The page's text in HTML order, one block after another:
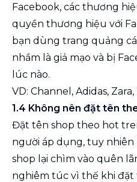
Facebook, các thương
quyền thương hiệu với
bạn dùng trang quảng
nhầm là giả mạo và bị
lúc nào.
VD: Channel, Adidas, Zara,
1.4 Không nên đặt tên
Đặt tên shop theo hot
người áp dụng, tuy
shop lại chìm vào quên
nghiêm túc vì thế khi đặt